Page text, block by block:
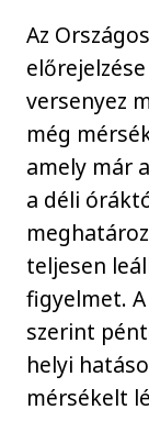
Az
versenyez
még
amely már
a déli
teljesen
figyelmet.
szerint
helyi
mérsékelt